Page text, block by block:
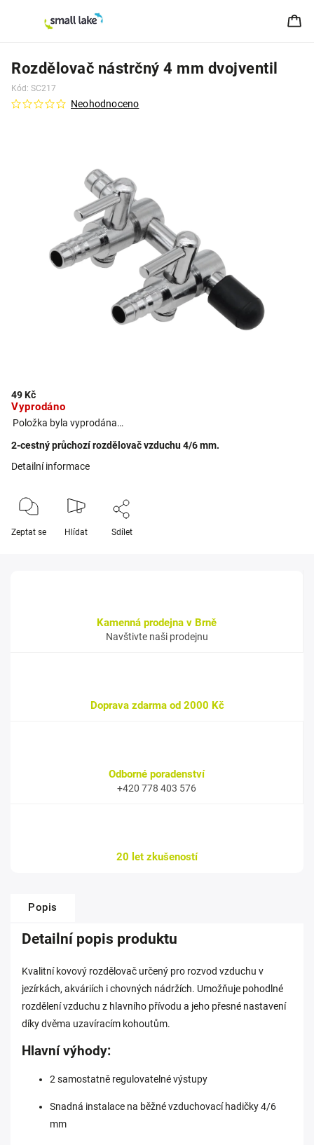
Rozdělovač nástrčný 4 mm dvojventil
Kód: SC217
Neohodnoceno
49 Kč
Vyprodáno
Položka byla vyprodána…
2-cestný průchozí rozdělovač vzduchu 4/6 mm.
Detailní informace
Zeptat se Hlídat Sdílet
Kamenná prodejna v Brně
Navštivte naši prodejnu
Doprava zdarma od 2000 Kč
Odborné poradenství
+420 778 403 576
20 let zkušeností
Popis
Detailní popis produktu
Kvalitní kovový rozdělovač určený pro rozvod vzduchu v
jezírkách, akváriích i chovných nádržích. Umožňuje pohodlné
rozdělení vzduchu z hlavního přívodu a jeho přesné nastavení
díky dvěma uzavíracím kohoutům.
Hlavní výhody:
2 samostatně regulovatelné výstupy
Snadná instalace na běžné vzduchovací hadičky 4/6
mm